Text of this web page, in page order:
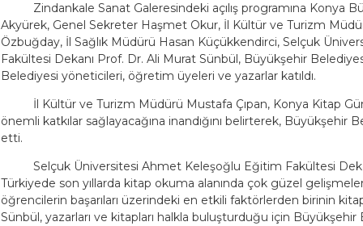
Zindankale Sanat Galeresindeki açılış programına Konya
Akyürek, Genel Sekreter Haşmet Okur, İl Kültür ve Turizm
Özbuğday, İl Sağlık Müdürü Hasan Küçükkendirci, Selçuk
Fakültesi Dekanı Prof. Dr. Ali Murat Sünbül, Büyükşehir
Belediyesi yöneticileri, öğretim üyeleri ve yazarlar katıldı.
İl Kültür ve Turizm Müdürü Mustafa Çıpan, Konya Kitap
önemli katkılar sağlayacağına inandığını belirterek, Büyükşehir
etti.
Selçuk Üniversitesi Ahmet Keleşoğlu Eğitim Fakültesi
Türkiyede son yıllarda kitap okuma alanında çok güzel
öğrencilerin başarıları üzerindeki en etkili faktörlerden birinin
Sünbül, yazarları ve kitapları halkla buluşturduğu için